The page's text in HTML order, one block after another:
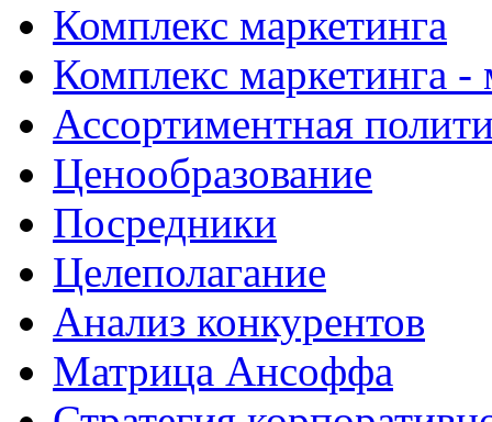
Комплекс маркетинга
Комплекс маркетинга
Ассортиментная
Ценообразование
Посредники
Целеполагание
Анализ конкурентов
Матрица Ансоффа